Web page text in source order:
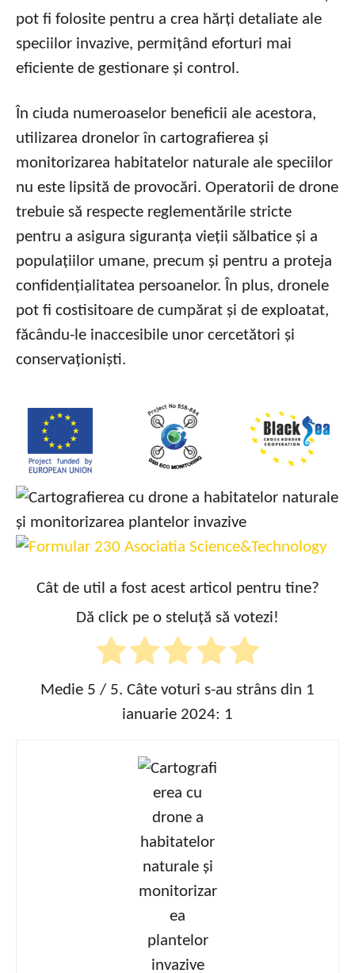
pot fi folosite pentru a crea hărți detaliate ale
speciilor invazive, permițând eforturi mai
eficiente de gestionare și control.
În ciuda numeroaselor beneficii ale acestora,
utilizarea dronelor în cartografierea și
monitorizarea habitatelor naturale ale speciilor
nu este lipsită de provocări. Operatorii de drone
trebuie să respecte reglementările stricte
pentru a asigura siguranța vieții sălbatice și a
populațiilor umane, precum și pentru a proteja
confidențialitatea persoanelor. În plus, dronele
pot fi costisitoare de cumpărat și de exploatat,
făcându-le inaccesibile unor cercetători și
conservaționiști.
Cât de util a fost acest articol pentru tine?
Dă click pe o steluță să votezi!
Medie 5 / 5. Câte voturi s-au strâns din 1
ianuarie 2024: 1